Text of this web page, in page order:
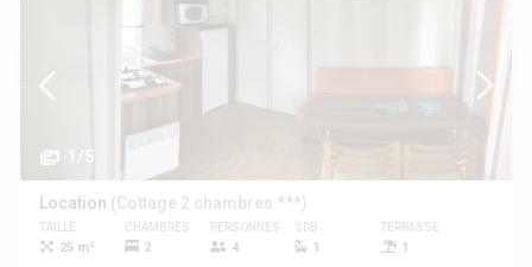
1/5
Location (Cottage 2 chambres ***)
TAILLE
25 m²
CHAMBRES
2
PERSONNES
4
SDB
1
TERRASSE
1